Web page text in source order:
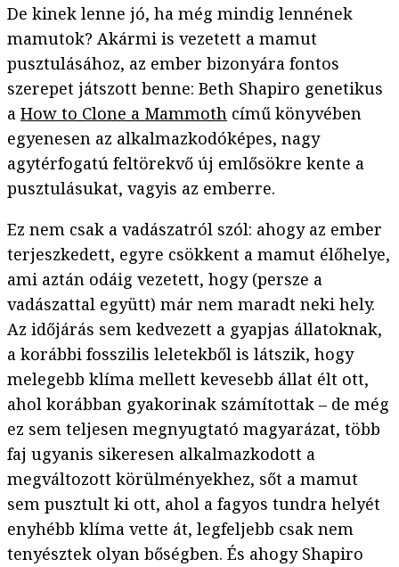
De kinek lenne jó, ha még mindig lennének
mamutok? Akármi is vezetett a mamut
pusztulásához, az ember bizonyára fontos
szerepet játszott benne: Beth Shapiro genetikus
a How to Clone a Mammoth című könyvében
egyenesen az alkalmazkodóképes, nagy
agytérfogatú feltörekvő új emlősökre kente a
pusztulásukat, vagyis az emberre.
Ez nem csak a vadászatról szól: ahogy az ember
terjeszkedett, egyre csökkent a mamut élőhelye,
ami aztán odáig vezetett, hogy (persze a
vadászattal együtt) már nem maradt neki hely.
Az időjárás sem kedvezett a gyapjas állatoknak,
a korábbi fosszilis leletekből is látszik, hogy
melegebb klíma mellett kevesebb állat élt ott,
ahol korábban gyakorinak számítottak – de még
ez sem teljesen megnyugtató magyarázat, több
faj ugyanis sikeresen alkalmazkodott a
megváltozott körülményekhez, sőt a mamut
sem pusztult ki ott, ahol a fagyos tundra helyét
enyhébb klíma vette át, legfeljebb csak nem
tenyésztek olyan bőségben. És ahogy Shapiro